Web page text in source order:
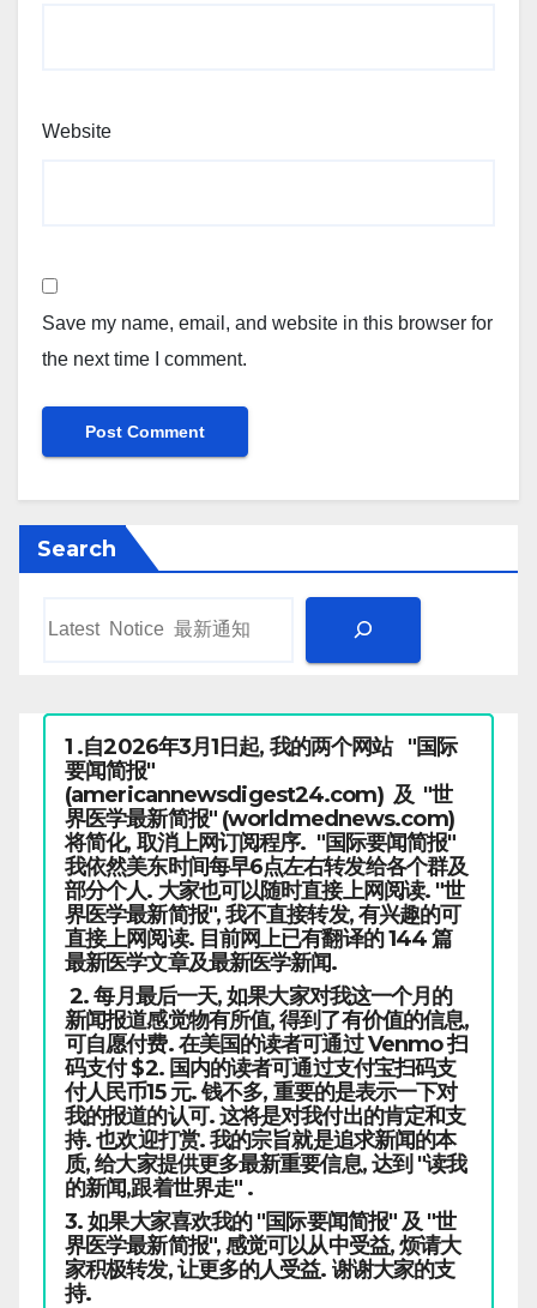
Website
Save my name, email, and website in this browser for
the next time I comment.
Search
1 .自2026年3月1日起, 我的两个网站 "国际
要闻简报"
(americannewsdigest24.com) 及 "世
界医学最新简报" (worldmednews.com)
将简化, 取消上网订阅程序. "国际要闻简报"
我依然美东时间每早6点左右转发给各个群及
部分个人. 大家也可以随时直接上网阅读. "世
界医学最新简报", 我不直接转发, 有兴趣的可
直接上网阅读. 目前网上已有翻译的 144 篇
最新医学文章及最新医学新闻.
2. 每月最后一天, 如果大家对我这一个月的
新闻报道感觉物有所值, 得到了有价值的信息,
可自愿付费. 在美国的读者可通过 Venmo 扫
码支付 $2. 国内的读者可通过支付宝扫码支
付人民币15 元. 钱不多, 重要的是表示一下对
我的报道的认可. 这将是对我付出的肯定和支
持. 也欢迎打赏. 我的宗旨就是追求新闻的本
质, 给大家提供更多最新重要信息, 达到 "读我
的新闻,跟着世界走" .
3. 如果大家喜欢我的 "国际要闻简报" 及 "世
界医学最新简报", 感觉可以从中受益, 烦请大
家积极转发, 让更多的人受益. 谢谢大家的支
持.